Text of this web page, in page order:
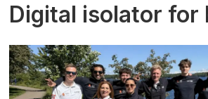
Digital isolator for